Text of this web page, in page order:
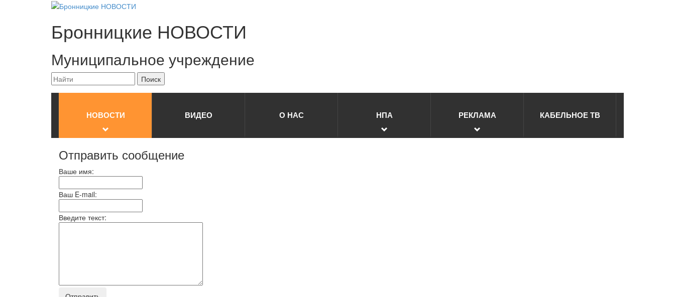
Бронницкие НОВОСТИ
Муниципальное учреждение
НОВОСТИ ВИДЕО О НАС НПА РЕКЛАМА КАБЕЛЬНОЕ ТВ
Отправить сообщение
Ваше имя:
Ваш E-mail:
Введите текст: